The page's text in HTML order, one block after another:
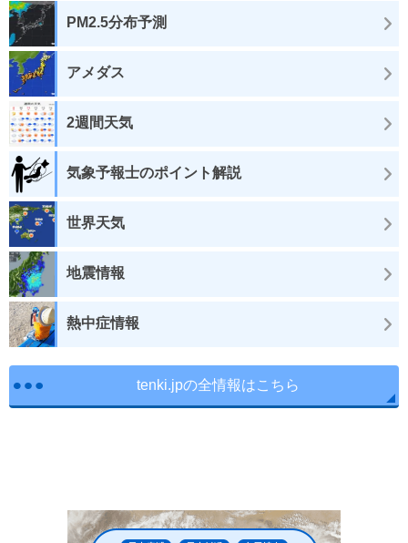
PM2.5分布予測
アメダス
2週間天気
気象予報士のポイント解説
世界天気
地震情報
熱中症情報
tenki.jpの全情報はこちら